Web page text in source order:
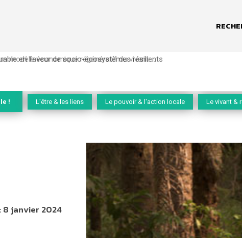
modèle économique régénératif du vivant …
! L'être & les liens Le pouvoir & l'action locale Le vivant &
8 janvier 2024